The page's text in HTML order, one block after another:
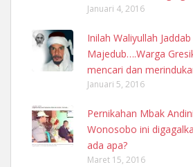
Januari 4, 2016
Inilah Waliyullah
Majedub….Warga
mencari dan
Januari 5, 2016
Pernikahan Mbak
Wonosobo ini
ada apa?
Maret 15, 2016